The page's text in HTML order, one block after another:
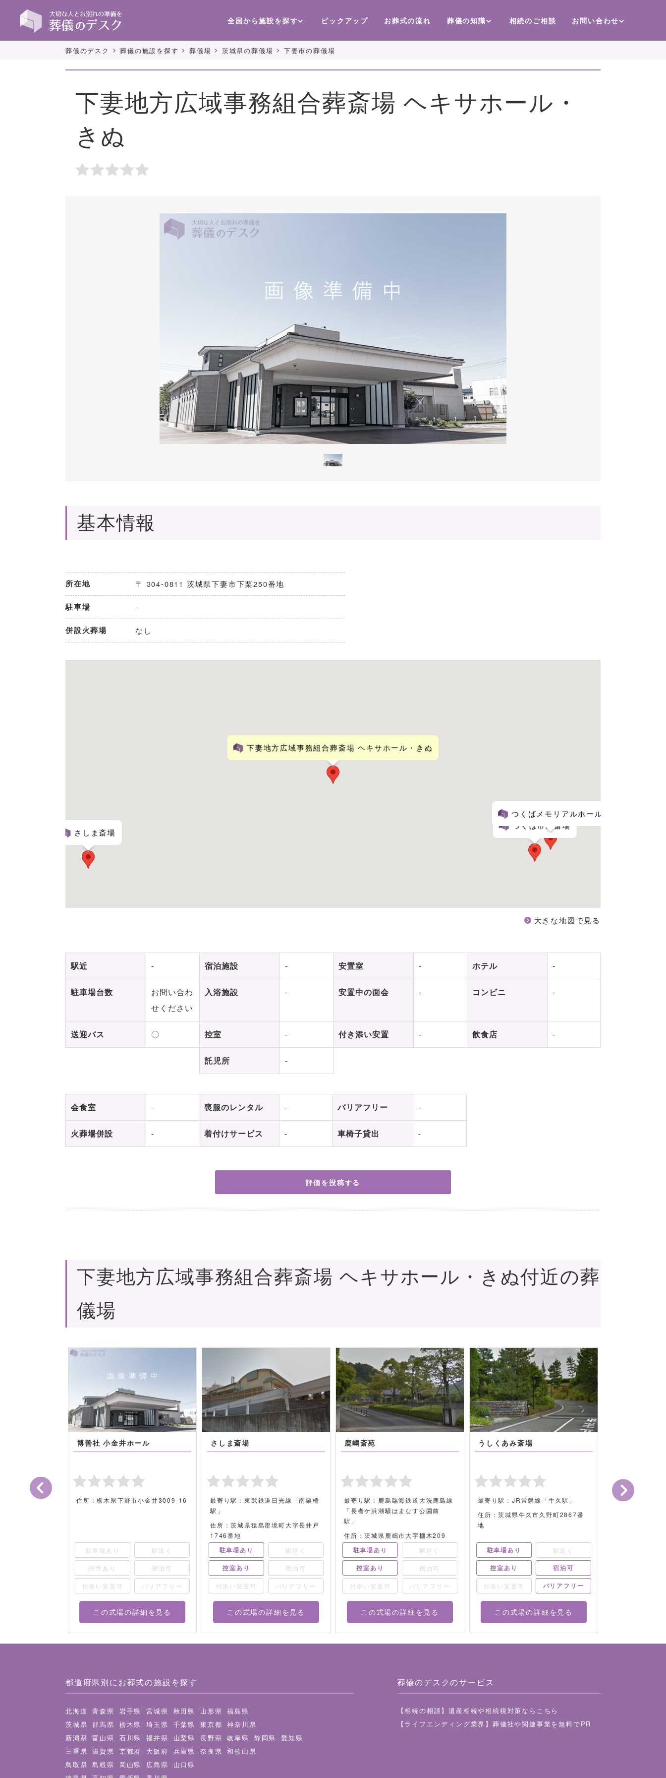
全国から施設を探す ピックアップ お葬式の流れ 葬儀の知識 相続のご相談 お問い合わせ
葬儀のデスク >葬儀の施設を探す >葬儀場 > 茨城県の葬儀場 > 下妻市の葬儀場
下妻地方広域事務組合葬斎場 ヘキサホール・
きぬ
基本情報
所在地 〒 304-0811 茨城県下妻市下栗250番地
駐車場 -
併設火葬場 なし
つくば市民斎場
下妻地方広域事務組合葬斎場 ヘキサホール・きぬ
さしま斎場
つくばメモリアルホール
大きな地図で見る
駅近 - 宿泊施設 - 安置室 - ホテル -
駐車場台数
お問い合わ
せください
入浴施設 - 安置中の面会 - コンビニ -
送迎バス 〇 控室 - 付き添い安置 - 飲食店 -
託児所 -
会食室 - 喪服のレンタル - バリアフリー -
火葬場併設 - 着付けサービス - 車椅子貸出 -
評価を投稿する
下妻地方広域事務組合葬斎場 ヘキサホール・きぬ付近の葬
儀場
「龍ケ崎市
博善社 小金井ホール
住所：栃木県下野市小金井3009-16
駐車場あり 駅近く
控室あり 宿泊可
付添い安置可 バリアフリー
この式場の詳細を見る
さしま斎場
最寄り駅：東武鉄道日光線「南栗橋
駅」
住所：茨城県猿島郡境町大字長井戸
1746番地
駐車場あり 駅近く
控室あり 宿泊可
付添い安置可 バリアフリー
この式場の詳細を見る
鹿嶋斎苑
最寄り駅：鹿島臨海鉄道大洗鹿島線
「長者ケ浜潮騒はまなす公園前
駅」
住所：茨城県鹿嶋市大字棚木209
駐車場あり 駅近く
控室あり 宿泊可
付添い安置可 バリアフリー
この式場の詳細を見る
うしくあみ斎場
最寄り駅：JR常磐線「牛久駅」
住所：茨城県牛久市久野町2867番
地
駐車場あり 駅近く
控室あり 宿泊可
付添い安置可 バリアフリー
この式場の詳細を見る
最寄り駅：JR常
都道府県別にお葬式の施設を探す
北海道 青森県 岩手県 宮城県 秋田県 山形県
福島県
茨城県
群馬県 栃木県 埼玉県 千葉県 東京都
神奈川県
新潟県
富山県 石川県 福井県 山梨県 長野県 岐阜県 静岡県
愛知県
三重県
滋賀県 京都府 大阪府 兵庫県 奈良県
和歌山県
鳥取県
島根県 岡山県 広島県
山口県
葬儀のデスクのサービス
【相続の相談】遺産相続や相続税対策ならこちら
【ライフエンディング業界】葬儀社や関連事業を無料でPR